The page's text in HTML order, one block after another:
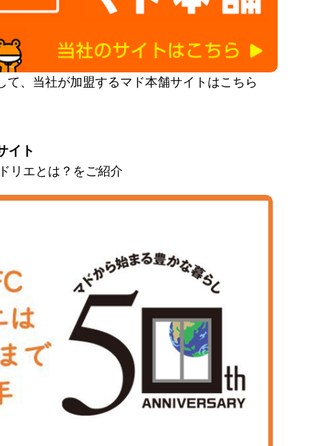
て、当社が加盟するマド本舗サイトはこちら
イト
リエとは？をご紹介